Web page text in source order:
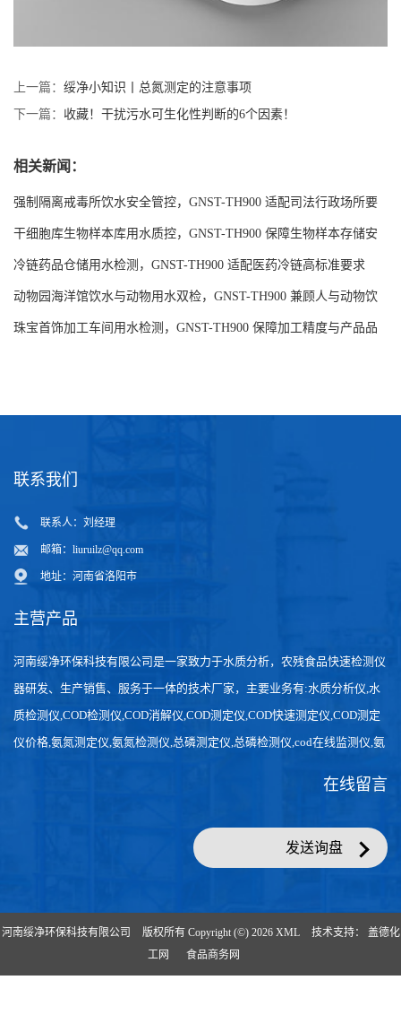
上一篇： 绥净小知识丨总氮测定的注意事项
下一篇： 收藏！干扰污水可生化性判断的6个因素！
相关新闻：
强制隔离戒毒所饮水安全管控，GNST-TH900 适配司法行政场所要
求
干细胞库生物样本库用水质控，GNST-TH900 保障生物样本存储安
全
冷链药品仓储用水检测，GNST-TH900 适配医药冷链高标准要求
动物园海洋馆饮水与动物用水双检，GNST-TH900 兼顾人与动物饮
水安全
珠宝首饰加工车间用水检测，GNST-TH900 保障加工精度与产品品
联系我们
联系人：刘经理
邮箱： liuruilz@qq.com
地址：河南省洛阳市
主营产品
河南绥净环保科技有限公司是一家致力于水质分析，农残食品快速检测仪
器研发、生产销售、服务于一体的技术厂家，主要业务有:水质分析仪,水
质检测仪,COD检测仪,COD消解仪,COD测定仪,COD快速测定仪,COD测定
仪价格,氨氮测定仪,氨氮检测仪,总磷测定仪,总磷检测仪,cod在线监测仪,氨
在线留言
发送询盘
河南绥净环保科技有限公司 版权所有 Copyright (©) 2026 XML 技术支持： 盖德化
工网
食品商务网